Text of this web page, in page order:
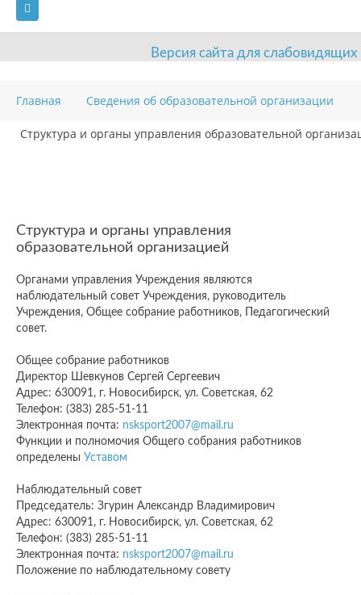
Версия сайта для слабовидящих
ГЛАВНАЯ
СВЕДЕНИЯ ОБ ОБРАЗОВАТЕЛЬНОЙ ОРГАНИЗАЦИИ
ОЦЕНКА КАЧЕСТВА ОБРАЗОВАНИЯ
ПЛАТНЫЕ УСЛУГИ КОНТАКТЫ
Главная Сведения об образовательной организации
Структура и органы управления образовательной
Структура и органы управления
образовательной организацией
Органами управления Учреждения являются
наблюдательный совет Учреждения, руководитель
Учреждения, Общее собрание работников, Педагогический
совет.
Общее собрание работников
Директор Шевкунов Сергей Сергеевич
Адрес: 630091, г. Новосибирск, ул. Советская, 62
Телефон: (383) 285-51-11
Электронная почта: nsksport2007@mail.ru
Функции и полномочия Общего собрания работников
определены Уставом
Наблюдательный совет
Председатель: Згурин Александр Владимирович
Адрес: 630091, г. Новосибирск, ул. Советская, 62
Телефон: (383) 285-51-11
Электронная почта: nsksport2007@mail.ru
Положение по наблюдательному совету